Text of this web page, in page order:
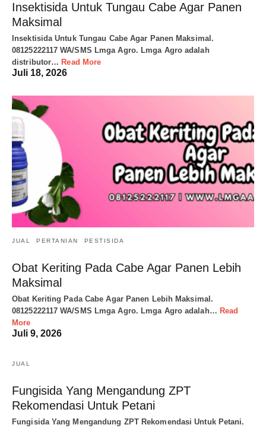
Insektisida Untuk Tungau Cabe Agar Panen
Maksimal
Insektisida Untuk Tungau Cabe Agar Panen Maksimal.
08125222117 WA/SMS Lmga Agro. Lmga Agro adalah
distributor… Read More
Juli 18, 2026
JUAL PERTANIAN PESTISIDA
Obat Keriting Pada Cabe Agar Panen Lebih
Maksimal
Obat Keriting Pada Cabe Agar Panen Lebih Maksimal.
08125222117 WA/SMS Lmga Agro. Lmga Agro adalah… Read
More
Juli 9, 2026
JUAL
Fungisida Yang Mengandung ZPT
Rekomendasi Untuk Petani
Fungisida Yang Mengandung ZPT Rekomendasi Untuk Petani.